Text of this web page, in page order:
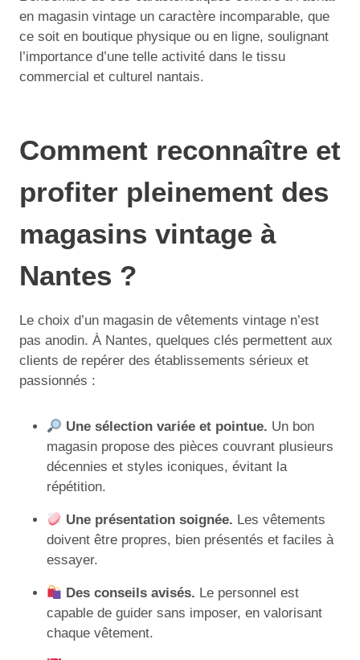
en magasin vintage un caractère incomparable, que
ce soit en boutique physique ou en ligne, soulignant
l’importance d’une telle activité dans le tissu
commercial et culturel nantais.
Comment reconnaître et
profiter pleinement des
magasins vintage à
Nantes ?
Le choix d’un magasin de vêtements vintage n’est
pas anodin. À Nantes, quelques clés permettent aux
clients de repérer des établissements sérieux et
passionnés :
Une sélection variée et pointue. Un bon
magasin propose des pièces couvrant plusieurs
décennies et styles iconiques, évitant la
répétition.
Une présentation soignée. Les vêtements
doivent être propres, bien présentés et faciles à
essayer.
Des conseils avisés. Le personnel est
capable de guider sans imposer, en valorisant
chaque vêtement.